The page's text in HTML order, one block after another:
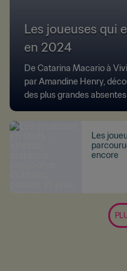
Les joueuses qui
en 2024
De Catarina Macario à
par Amandine Henry,
des plus grandes
Les
encore